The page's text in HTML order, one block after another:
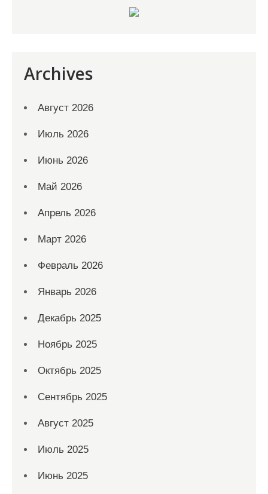
Archives
Август 2026
Июль 2026
Июнь 2026
Май 2026
Апрель 2026
Март 2026
Февраль 2026
Январь 2026
Декабрь 2025
Ноябрь 2025
Октябрь 2025
Сентябрь 2025
Август 2025
Июль 2025
Июнь 2025